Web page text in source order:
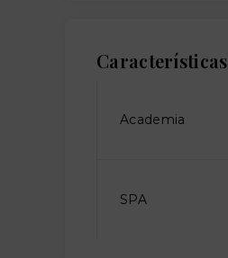
Características
Academia
SPA